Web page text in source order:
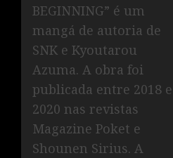
BEGINNING” é um
mangá de autoria de
SNK e Kyoutarou
Azuma. A obra foi
publicada entre 2018 e
2020 nas revistas
Magazine Poket e
Shounen Sirius. A